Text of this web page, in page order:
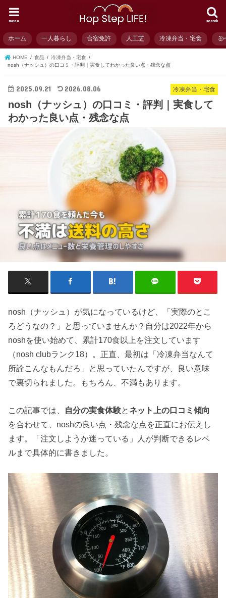
search
menu
ホーム 一人暮らし 合宿免許 人工芝 冷凍弁当・宅食 ミ
HOME 食品
冷凍弁当・宅食
nosh（ナッシュ）の口コミ・評判｜実食してわかった良い点・残念な点
冷凍弁当・宅食
2025.09.21 2026.08.06
nosh（ナッシュ）の口コミ・評判｜実食して
わかった良い点・残念な点
nosh（ナッシュ）が気になっているけど、「実際のとこ
ろどうなの？」と思っていませんか？自分は2022年から
noshを使い始めて、累計170食以上を注文しています
（nosh clubランク18）。正直、最初は「冷凍弁当なんて
所詮こんなもんだろ」と思っていたんですが、良い意味
で裏切られました。もちろん、不満もあります。
この記事では、 自分の実食体験とネット上の口コミ傾向
を合わせて、noshの良い点・残念な点を正直にお伝えし
ます。「注文しようか迷っている」人が判断できるレベ
ルまで具体的に書きました。